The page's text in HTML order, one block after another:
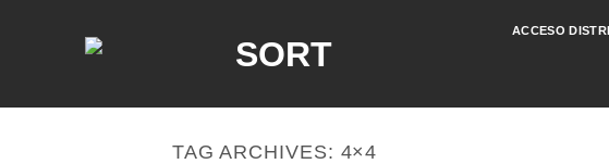
ACCESO
TAG ARCHIVES: 4×4